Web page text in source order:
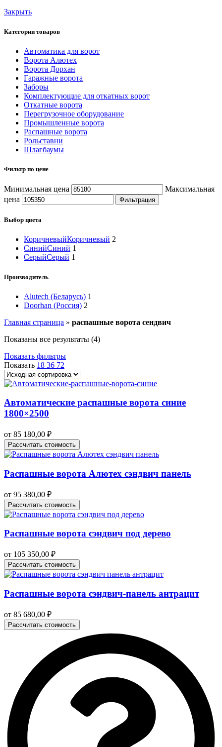
Закрыть
Категории товаров
Автоматика для ворот
Ворота Алютех
Ворота Дорхан
Гаражные ворота
Заборы
Комплектующие для откатных ворот
Откатные ворота
Перегрузочное оборудование
Промышленные ворота
Распашные ворота
Рольставни
Шлагбаумы
Фильтр по цене
Минимальная цена
Максимальная
цена
Фильтрация
Выбор цвета
КоричневыйКоричневый 2
СинийСиний 1
СерыйСерый 1
Производитель
Alutech (Беларусь) 1
Doorhan (Россия) 2
Главная страница » распашные ворота сендвич
Показаны все результаты (4)
Показать фильтры
Показать 18 36 72
Автоматические распашные ворота синие
1800×2500
от 85 180,00 ₽
Рассчитать стоимость
Распашные ворота Алютех сэндвич панель
от 95 380,00 ₽
Рассчитать стоимость
Распашные ворота сэндвич под дерево
от 105 350,00 ₽
Рассчитать стоимость
Распашные ворота сэндвич-панель антрацит
от 85 680,00 ₽
Рассчитать стоимость